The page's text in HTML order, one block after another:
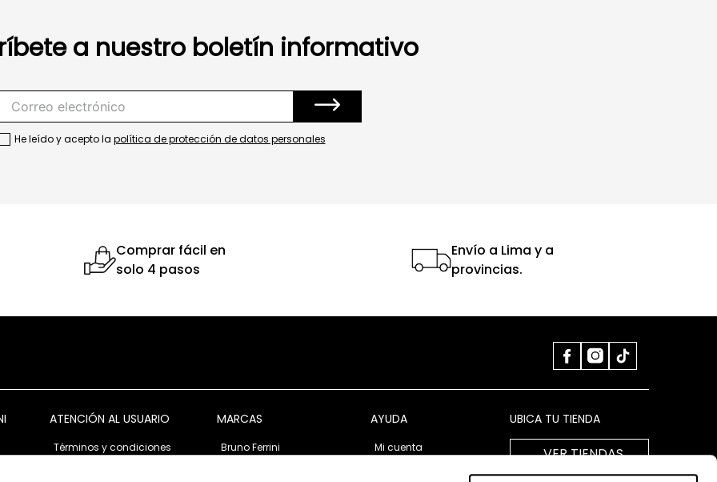
a nuestro boletín informativo
He leído y acepto la política de protección de datos personales
Comprar fácil en
solo 4 pasos
Envío a Lima y a
provincias.
ATENCIÓN AL USUARIO
Términos y condiciones
MARCAS
Bruno Ferrini
AYUDA
Mi cuenta
UBICA TU TIENDA
VER TIENDAS